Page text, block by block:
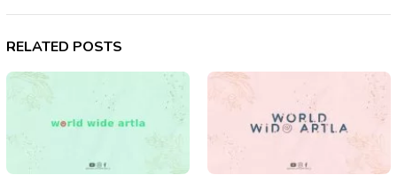
RELATED POSTS